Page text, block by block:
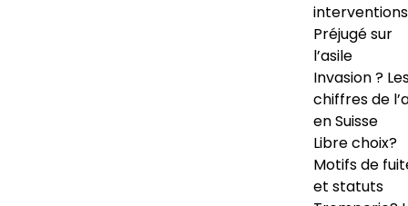
interventions
Préjugé sur
l’asile
Invasion ?
chiffres de
en Suisse
Libre choix?
Motifs de
et statuts